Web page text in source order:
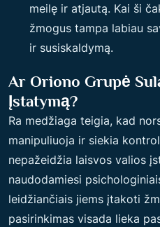
meilę ir atjautą. Kai ši
žmogus tampa labiau
ir susiskaldymą.
Ar Oriono Grupė
Įstatymą?
Ra medžiaga teigia, kad
manipuliuoja ir siekia
nepažeidžia laisvos valios
naudodamiesi
leidžiančiais jiems įtakoti
pasirinkimas visada lieka